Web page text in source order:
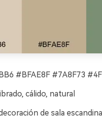
#BFAE8F #7A8F73
cálido, natural
de sala